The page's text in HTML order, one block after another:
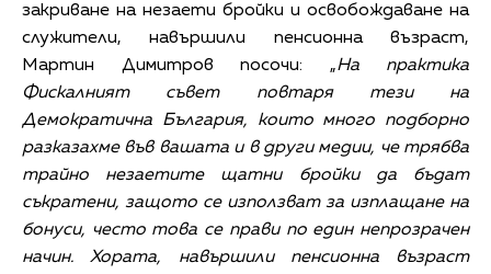
закриване на незаети бройки и освобождаване на
служители, навършили пенсионна възраст,
Мартин Димитров посочи: „На практика
Фискалният съвет повтаря тези на
Демократична България, които много подборно
разказахме във вашата и в други медии, че трябва
трайно незаетите щатни бройки да бъдат
съкратени, защото се използват за изплащане на
бонуси, често това се прави по един непрозрачен
начин. Хората, навършили пенсионна възраст